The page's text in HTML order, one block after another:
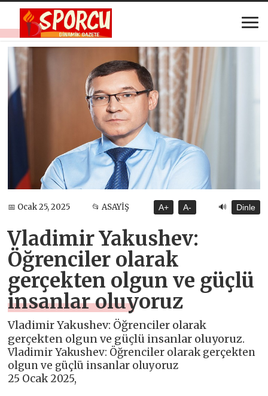
📅 Ocak 25, 2025 📂 ASAYİŞ A+ A- 🔊 Dinle
Vladimir Yakushev:
Öğrenciler olarak
gerçekten olgun ve güçlü
insanlar oluyoruz
Vladimir Yakushev: Öğrenciler olarak
gerçekten olgun ve güçlü insanlar oluyoruz.
Vladimir Yakushev: Öğrenciler olarak gerçekten
olgun ve güçlü insanlar oluyoruz
25 Ocak 2025,